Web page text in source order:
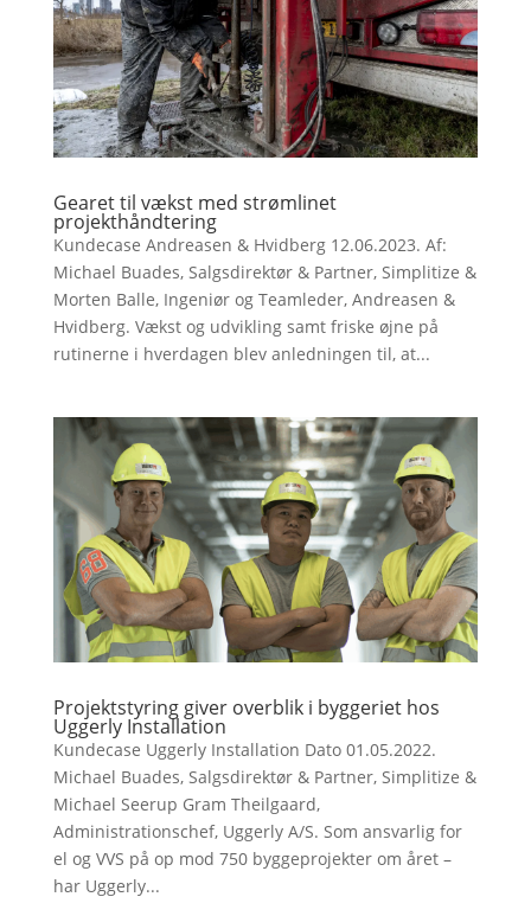
Gearet til vækst med strømlinet
projekthåndtering
Kundecase Andreasen & Hvidberg 12.06.2023. Af:
Michael Buades, Salgsdirektør & Partner, Simplitize &
Morten Balle, Ingeniør og Teamleder, Andreasen &
Hvidberg. Vækst og udvikling samt friske øjne på
rutinerne i hverdagen blev anledningen til, at...
Projektstyring giver overblik i byggeriet hos
Uggerly Installation
Kundecase Uggerly Installation Dato 01.05.2022.
Michael Buades, Salgsdirektør & Partner, Simplitize &
Michael Seerup Gram Theilgaard,
Administrationschef, Uggerly A/S. Som ansvarlig for
el og VVS på op mod 750 byggeprojekter om året –
har Uggerly...